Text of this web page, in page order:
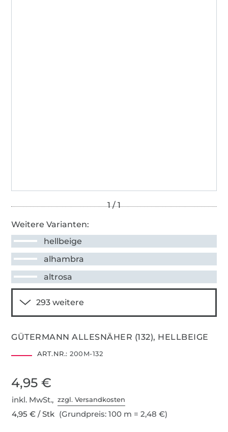
Weitere Varianten:
hellbeige
alhambra
altrosa
GÜTERMANN ALLESNÄHER (132), HELLBEIGE
ART.NR.: 200M-132
4,95 €
inkl. MwSt.,zzgl. Versandkosten
4,95 € / Stk (Grundpreis: 100 m = 2,48 €)